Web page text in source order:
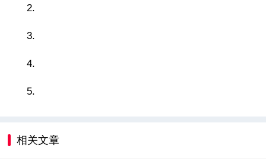
2.
3.
4.
5.
相关文章